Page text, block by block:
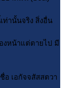
านั้นจริง สิ่งอื่น
หน้าแต่ตายไป มี
เอกัจจสัสสตวา